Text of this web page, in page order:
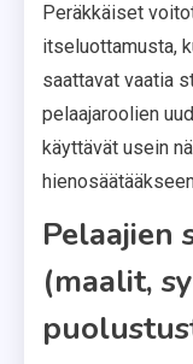
Peräkkäiset
itseluottamusta,
saattavat vaatia
pelaajaroolien
käyttävät usein
Pelaajien
(maalit,